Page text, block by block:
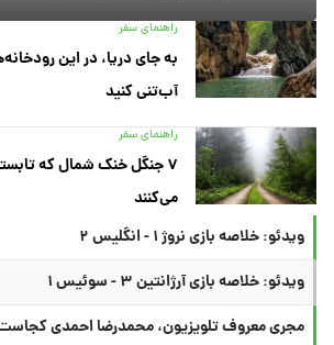
راهنمای سفر
به جای دریا، در این
آب‌تنی کنید
راهنمای سفر
۷ جنگل خنک شمال که
می‌کنند
ویدئو: خلاصه بازی نروژ ۱ - انگلیس ۲
ویدئو: خلاصه بازی آرژانتین ۳ - سوئیس ۱
مجری معروف تلویزیون، محمدرضا احمدی